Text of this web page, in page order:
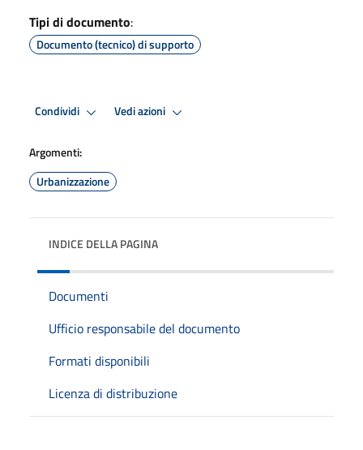
Tipi di documento:
Documento (tecnico) di supporto
Condividi Vedi azioni
Argomenti:
Urbanizzazione
INDICE DELLA PAGINA
Documenti
Ufficio responsabile del documento
Formati disponibili
Licenza di distribuzione